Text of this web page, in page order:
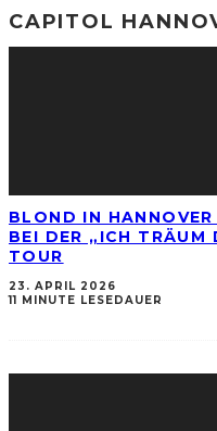
CAPITOL
BLOND IN
BEI DER „ICH TRÄUM
TOUR
23. APRIL 2026
11 MINUTE LESEDAUER